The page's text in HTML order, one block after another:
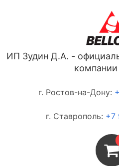
ИП Зудин Д.А. -
г. Ростов-на-Дону:
г. Ставрополь: +7